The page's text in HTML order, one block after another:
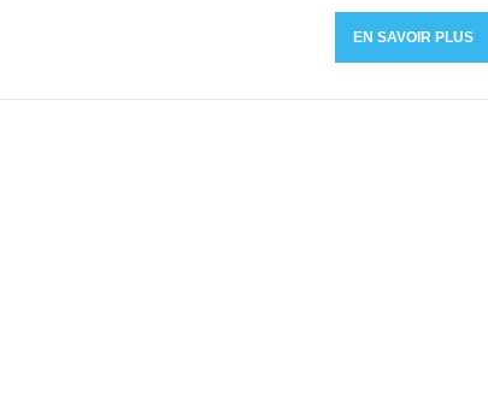
EN SAVOIR PLUS